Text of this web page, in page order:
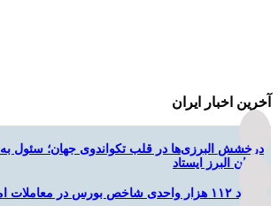
آخرین اخبار ایران
درخشش البرزی‌ها در قلب تکواندوی جهان؛ سئول به
استان البرز ایستاد
صعود ۱۱۲ هزار واحدی شاخص بورس در معاملات امروز